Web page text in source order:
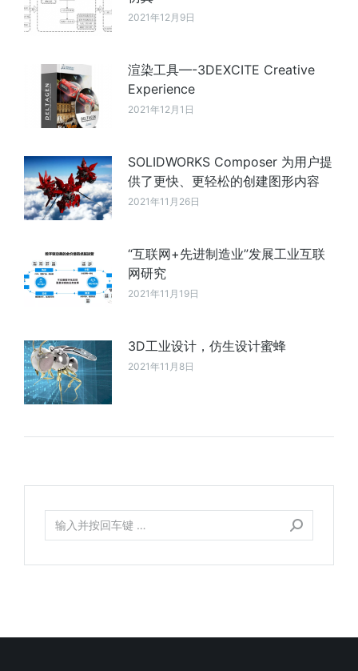
2021年12月9日
渲染工具—-3DEXCITE Creative
Experience
2021年12月1日
SOLIDWORKS Composer 为用户提
供了更快、更轻松的创建图形内容
2021年11月26日
“互联网+先进制造业”发展工业互联
网研究
2021年11月19日
3D工业设计，仿生设计蜜蜂
2021年11月8日